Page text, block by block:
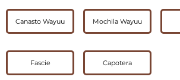
Canasto Wayuu Mochila Wayuu
Fascie Capotera